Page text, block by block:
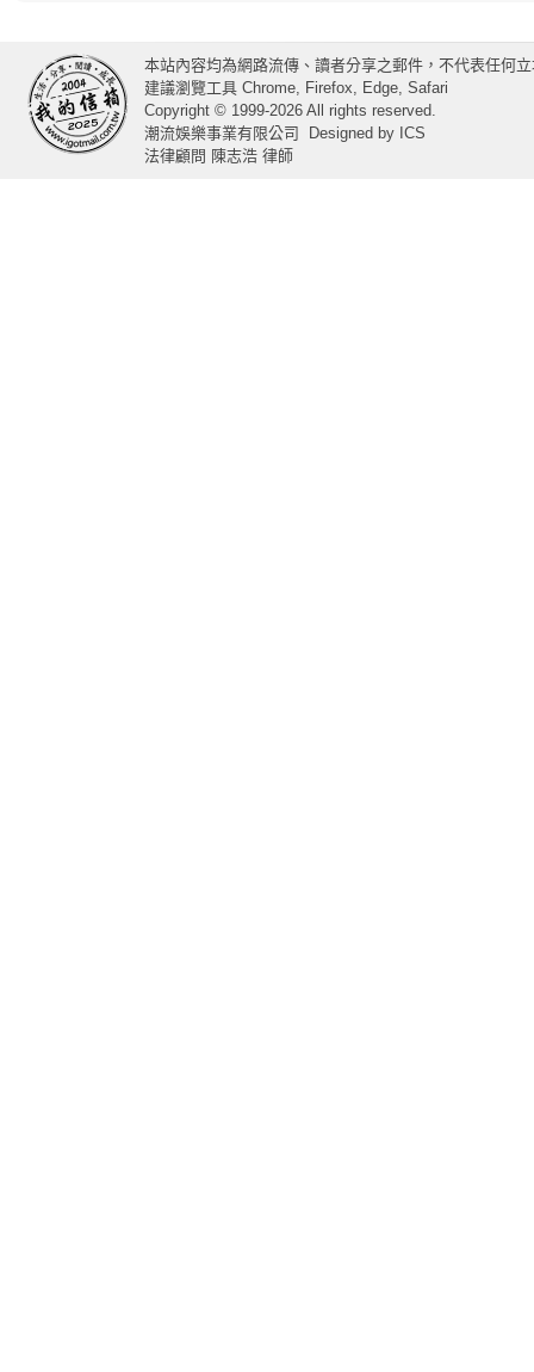
本站內容均為網路流傳、讀者分享之郵件，不代表任何
建議瀏覽工具 Chrome, Firefox, Edge, Safari
Copyright © 1999-2026 All rights reserved.
潮流娛樂事業有限公司
Designed by ICS
法律顧問 陳志浩 律師